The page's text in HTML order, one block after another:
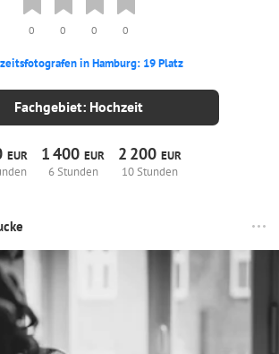
0 0 0 0
in Hamburg: 19 Platz
Fachgebiet: Hochzeit
EUR
1400 EUR
6 Stunden
2 200 EUR
10 Stunden